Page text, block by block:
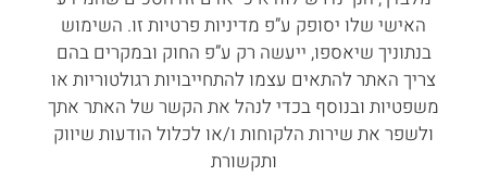
האישי שלו יסופק ע”פ מדיניות פרטיות זו. השימוש
בנתוניך שיאספו, ייעשה רק ע”פ החוק ובמקרים בהם
צריך האתר להתאים עצמו להתחייבויות רגולטוריות או
משפטיות ובנוסף בכדי לנהל את הקשר של האתר אתך
ולשפר את שירות הלקוחות ו/או לכלול הודעות שיווק
ותקשורת